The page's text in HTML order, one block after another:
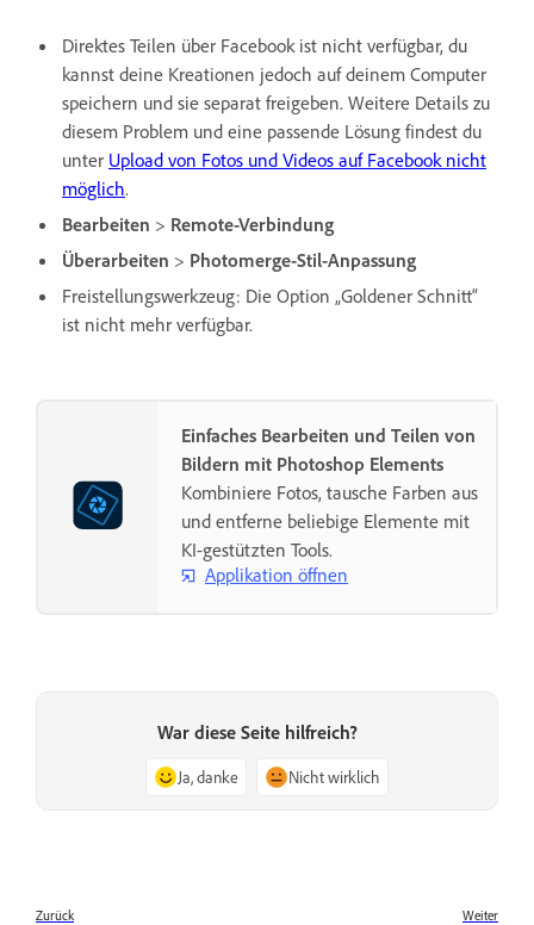
Direktes Teilen über Facebook ist nicht verfügbar, du
kannst deine Kreationen jedoch auf deinem Computer
speichern und sie separat freigeben. Weitere Details zu
diesem Problem und eine passende Lösung findest du
unter Upload von Fotos und Videos auf Facebook nicht
möglich.
Bearbeiten > Remote-Verbindung
Überarbeiten > Photomerge-Stil-Anpassung
Freistellungswerkzeug: Die Option „Goldener Schnitt“
ist nicht mehr verfügbar.
Einfaches Bearbeiten und Teilen von
Bildern mit Photoshop Elements
Kombiniere Fotos, tausche Farben aus
und entferne beliebige Elemente mit
KI-gestützten Tools.
Applikation öffnen
War diese Seite hilfreich?
Ja, danke Nicht wirklich
Zurück Weiter